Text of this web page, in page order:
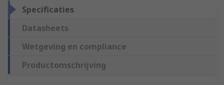
Specificaties
Datasheets
Wetgeving en compliance
Productomschrijving